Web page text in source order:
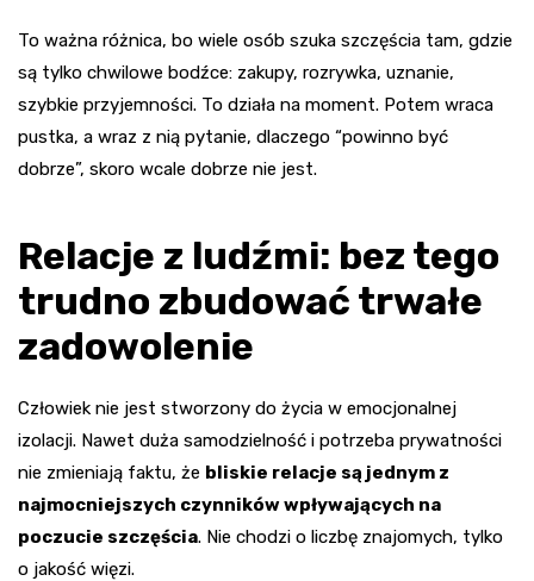
To ważna różnica, bo wiele osób szuka szczęścia tam, gdzie
są tylko chwilowe bodźce: zakupy, rozrywka, uznanie,
szybkie przyjemności. To działa na moment. Potem wraca
pustka, a wraz z nią pytanie, dlaczego “powinno być
dobrze”, skoro wcale dobrze nie jest.
Relacje z ludźmi: bez tego
trudno zbudować trwałe
zadowolenie
Człowiek nie jest stworzony do życia w emocjonalnej
izolacji. Nawet duża samodzielność i potrzeba prywatności
nie zmieniają faktu, że bliskie relacje są jednym z
najmocniejszych czynników wpływających na
poczucie szczęścia. Nie chodzi o liczbę znajomych, tylko
o jakość więzi.